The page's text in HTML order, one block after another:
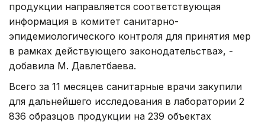
продукции направляется соответствующая
информация в комитет санитарно-
эпидемиологического контроля для принятия мер
в рамках действующего законодательства», -
добавила М. Давлетбаева.
Всего за 11 месяцев санитарные врачи закупили
для дальнейшего исследования в лаборатории 2
836 образцов продукции на 239 объектах